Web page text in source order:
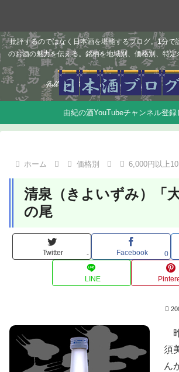
批評するのではなく日本酒を堪能するブログ。1分で
のお酒の魅力を伝える。銘柄を地域別、価格別、特定
由紀の酒YouTubeチャンネル登録
ホーム 価格別 6,000円以上
清泉（きよいずみ）「
の尾
Twitter - Facebook 0
LINE
須
ん